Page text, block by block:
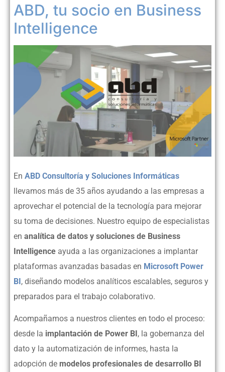
ABD, tu socio en Business
Intelligence
En ABD Consultoría y Soluciones Informáticas
llevamos más de 35 años ayudando a las empresas a
aprovechar el potencial de la tecnología para mejorar
su toma de decisiones. Nuestro equipo de especialistas
en analítica de datos y soluciones de Business
Intelligence ayuda a las organizaciones a implantar
plataformas avanzadas basadas en Microsoft Power
BI, diseñando modelos analíticos escalables, seguros y
preparados para el trabajo colaborativo.
Acompañamos a nuestros clientes en todo el proceso:
desde la implantación de Power BI , la gobernanza del
dato y la automatización de informes, hasta la
adopción de modelos profesionales de desarrollo BI